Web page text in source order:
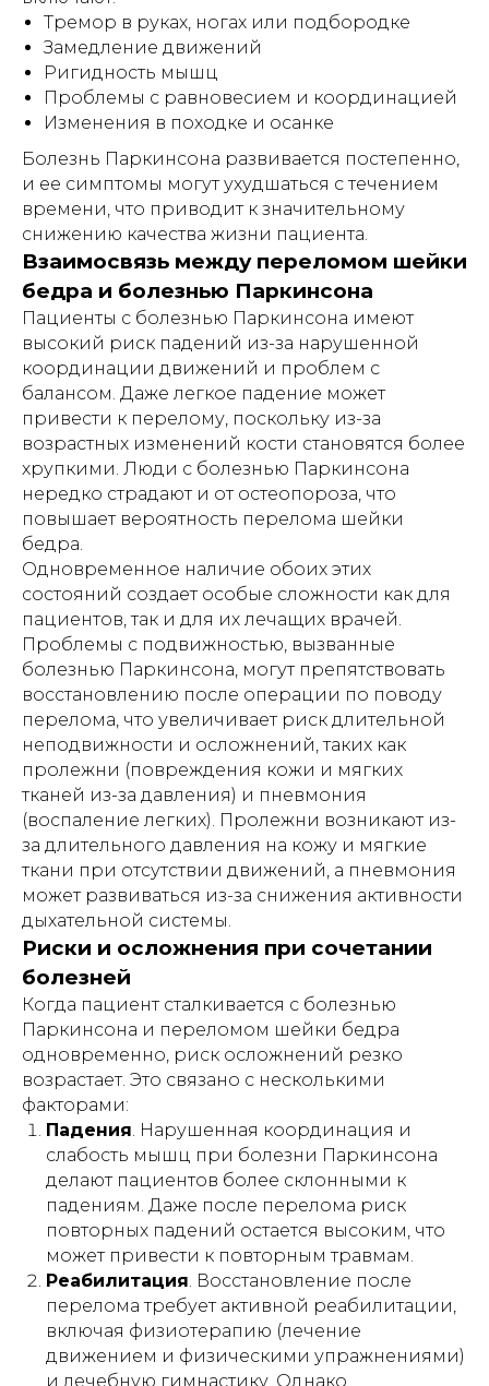
Тремор в руках, ногах или подбородке
Замедление движений
Ригидность мышц
Проблемы с равновесием и координацией
Изменения в походке и осанке
Болезнь Паркинсона развивается постепенно,
и ее симптомы могут ухудшаться с течением
времени, что приводит к значительному
снижению качества жизни пациента.
Взаимосвязь между переломом шейки
бедра и болезнью Паркинсона
Пациенты с болезнью Паркинсона имеют
высокий риск падений из-за нарушенной
координации движений и проблем с
балансом. Даже легкое падение может
привести к перелому, поскольку из-за
возрастных изменений кости становятся более
хрупкими. Люди с болезнью Паркинсона
нередко страдают и от остеопороза, что
повышает вероятность перелома шейки
бедра.
Одновременное наличие обоих этих
состояний создает особые сложности как для
пациентов, так и для их лечащих врачей.
Проблемы с подвижностью, вызванные
болезнью Паркинсона, могут препятствовать
восстановлению после операции по поводу
перелома, что увеличивает риск длительной
неподвижности и осложнений, таких как
пролежни (повреждения кожи и мягких
тканей из-за давления) и пневмония
(воспаление легких). Пролежни возникают из-
за длительного давления на кожу и мягкие
ткани при отсутствии движений, а пневмония
может развиваться из-за снижения активности
дыхательной системы.
Риски и осложнения при сочетании
болезней
Когда пациент сталкивается с болезнью
Паркинсона и переломом шейки бедра
одновременно, риск осложнений резко
возрастает. Это связано с несколькими
факторами:
Падения. Нарушенная координация и
слабость мышц при болезни Паркинсона
делают пациентов более склонными к
падениям. Даже после перелома риск
повторных падений остается высоким, что
может привести к повторным травмам.
Реабилитация. Восстановление после
перелома требует активной реабилитации,
включая физиотерапию (лечение
движением и физическими упражнениями)
и лечебную гимнастику. Однако